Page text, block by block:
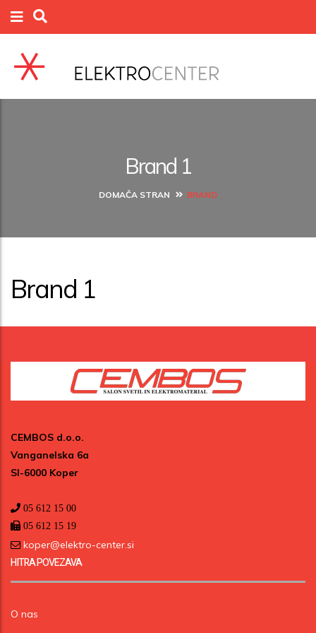
Brand 1
DOMAČA STRAN BRAND
Brand 1
CEMBOS d.o.o.
Vanganelska 6a
SI-6000 Koper
05 612 15 00
05 612 15 19
koper@elektro-center.si
HITRA POVEZAVA
O nas